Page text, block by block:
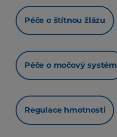
Péče o štítnou žlázu
Péče o močový systém
Regulace hmotnosti